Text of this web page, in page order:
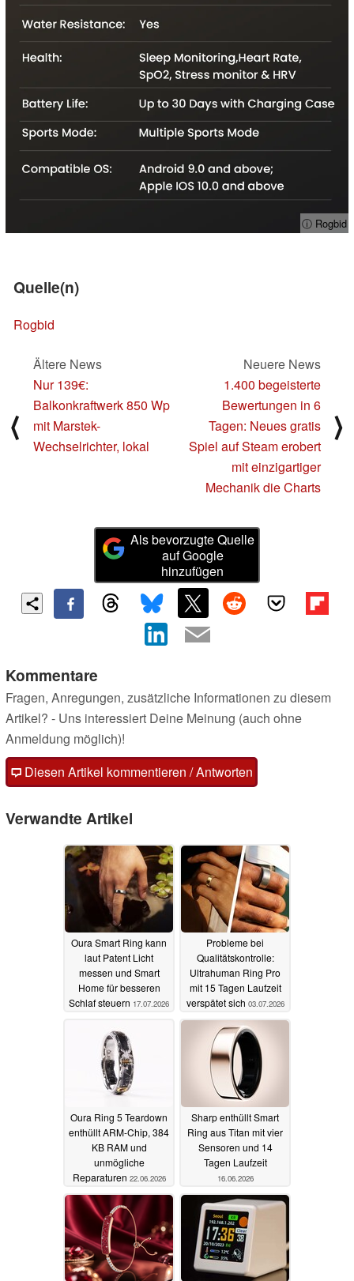
ⓘ Rogbid
Quelle(n)
Rogbid
⟨
Ältere News
Nur 139€:
Balkonkraftwerk 850 Wp
mit Marstek-
Wechselrichter, lokal
Neuere News
1.400 begeisterte
Bewertungen in 6
Tagen: Neues gratis
Spiel auf Steam erobert
mit einzigartiger
Mechanik die Charts
⟩
Als bevorzugte Quelle
auf Google
hinzufügen
Kommentare
Fragen, Anregungen, zusätzliche Informationen zu diesem
Artikel? - Uns interessiert Deine Meinung (auch ohne
Anmeldung möglich)!
Diesen Artikel kommentieren / Antworten
Verwandte Artikel
Oura Smart Ring kann
laut Patent Licht
messen und Smart
Home für besseren
Schlaf steuern 17.07.2026
Probleme bei
Qualitätskontrolle:
Ultrahuman Ring Pro
mit 15 Tagen Laufzeit
verspätet sich 03.07.2026
Oura Ring 5 Teardown
enthüllt ARM-Chip, 384
KB RAM und
unmögliche
Reparaturen 22.06.2026
Sharp enthüllt Smart
Ring aus Titan mit vier
Sensoren und 14
Tagen Laufzeit
16.06.2026